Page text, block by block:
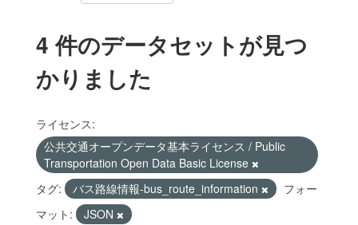
4 件のデータセットが見つ
かりました
ライセンス:
公共交通オープンデータ基本ライセンス / Public
Transportation Open Data Basic License
タグ:
バス路線情報-bus_route_information
フォー
マット:
JSON